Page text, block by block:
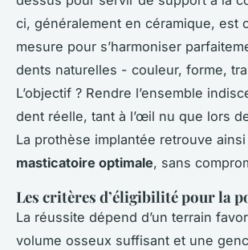
ci, généralement en céramique, est
mesure pour s’harmoniser
dents naturelles - couleur, forme,
L’objectif ? Rendre l’ensemble
dent réelle, tant à l’œil nu que lors
La prothèse implantée retrouve
masticatoire optimale, sans
Les critères d’éligibilité pour la
La réussite dépend d’un terrain
volume osseux suffisant et une